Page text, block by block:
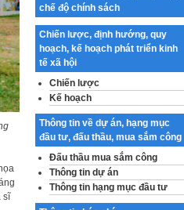
sĩ
Quy định về nghiên cứu, ứng
dụng khoa học, công nghệ, đổi
mới sáng tạo và chuyển…
Quy định chi tiết và hướng dẫn
thi hành một số điều của Luật Lý
lịch tư…
Sửa đổi, bổ sung một số nội
dung tại Nghị quyết số 30/NQ-
CP ngày 24 tháng 02…
Ban hành Chương trình hành
động của Chính phủ thực hiện
Nghị quyết số 02-NQ/TW ngày
chế độ chính sách
Chiến lược, định hướng, quy
hoạch, kế hoạch phát triển kinh
tế xã hội
Chiến lược
Kế hoạch
Thông tin về dự án, hạng mục
đầu tư, đấu thầu, mua sắm công
Đấu thầu mua sắm công
Thông tin dự án
Thông tin hạng mục đầu tư